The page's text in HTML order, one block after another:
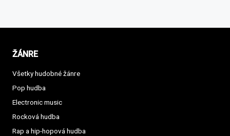
ŽÁNRE
Všetky hudobné žánre
Pop hudba
Electronic music
Rocková hudba
Rap a hip-hopová hudba